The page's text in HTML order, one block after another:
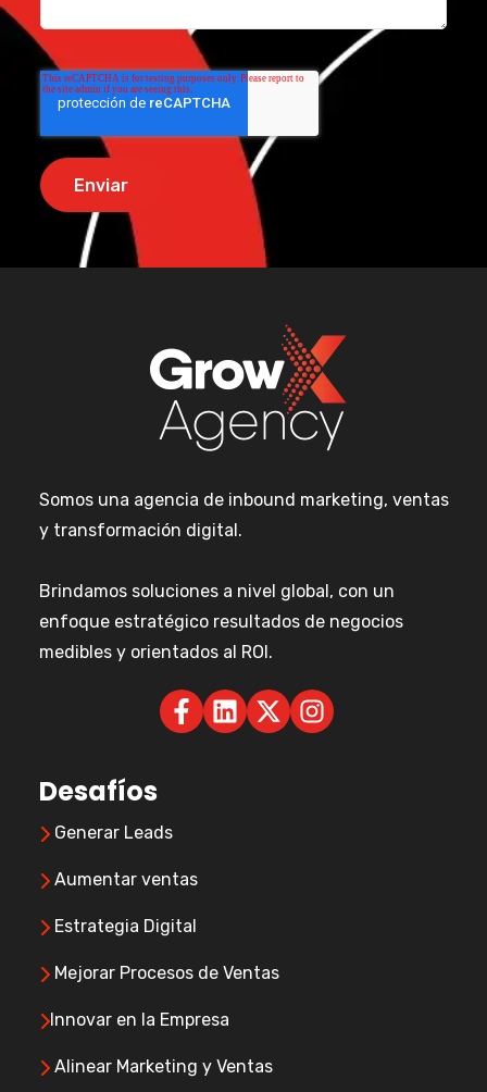
Somos una agencia de inbound marketing, ventas
y transformación digital.
Brindamos soluciones a nivel global, con un
enfoque estratégico resultados de negocios
medibles y orientados al ROI.
Desafíos
Generar Leads
Aumentar ventas
Estrategia Digital
Mejorar Procesos de Ventas
Innovar en la Empresa
Alinear Marketing y Ventas